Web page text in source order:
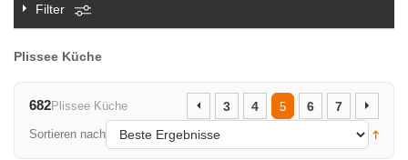
Filter
Plissee Küche
682Plissee Küche
Sortieren nach
3 4 5 6 7